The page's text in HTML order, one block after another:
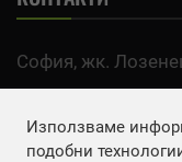
София, жк.
Email:
Използваме
подобни